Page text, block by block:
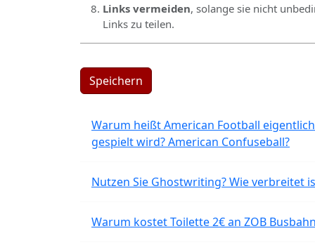
Links vermeiden, solange sie nicht
Links zu teilen.
Speichern
Warum heißt American Football
gespielt wird? American Confuseball?
Nutzen Sie Ghostwriting? Wie verbreitet
Warum kostet Toilette 2€ an ZOB